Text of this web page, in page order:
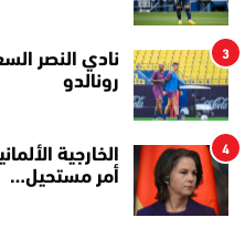
3
نادي النصر
رونالدو
4
الخارجية
أمر مستحيل…